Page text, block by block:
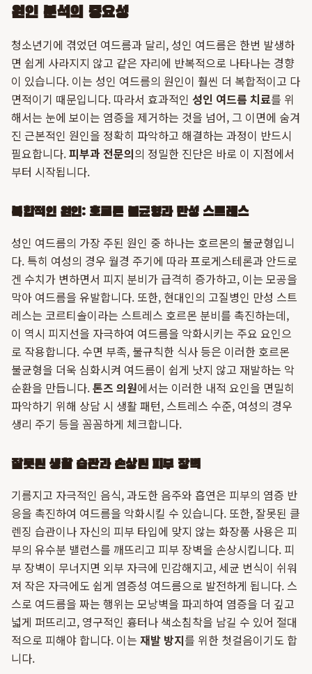
원인 분석의 중요성
청소년기에 겪었던 여드름과 달리, 성인 여드름은 한번 발생하
면 쉽게 사라지지 않고 같은 자리에 반복적으로 나타나는 경향
이 있습니다. 이는 성인 여드름의 원인이 훨씬 더 복합적이고 다
면적이기 때문입니다. 따라서 효과적인 성인 여드름 치료를 위
해서는 눈에 보이는 염증을 제거하는 것을 넘어, 그 이면에 숨겨
진 근본적인 원인을 정확히 파악하고 해결하는 과정이 반드시
필요합니다.피부과 전문의의 정밀한 진단은 바로 이 지점에서
부터 시작됩니다.
복합적인 원인: 호르몬 불균형과 만성 스트레스
성인 여드름의 가장 주된 원인 중 하나는 호르몬의 불균형입니
다. 특히 여성의 경우 월경 주기에 따라 프로게스테론과 안드로
겐 수치가 변하면서 피지 분비가 급격히 증가하고, 이는 모공을
막아 여드름을 유발합니다. 또한, 현대인의 고질병인 만성 스트
레스는 코르티솔이라는 스트레스 호르몬 분비를 촉진하는데,
이 역시 피지선을 자극하여 여드름을 악화시키는 주요 요인으
로 작용합니다. 수면 부족, 불규칙한 식사 등은 이러한 호르몬
불균형을 더욱 심화시켜 여드름이 쉽게 낫지 않고 재발하는 악
순환을 만듭니다.톤즈 의원에서는 이러한 내적 요인을 면밀히
파악하기 위해 상담 시 생활 패턴, 스트레스 수준, 여성의 경우
생리 주기 등을 꼼꼼하게 체크합니다.
잘못된 생활 습관과 손상된 피부 장벽
기름지고 자극적인 음식, 과도한 음주와 흡연은 피부의 염증 반
응을 촉진하여 여드름을 악화시킬 수 있습니다. 또한, 잘못된 클
렌징 습관이나 자신의 피부 타입에 맞지 않는 화장품 사용은 피
부의 유수분 밸런스를 깨뜨리고 피부 장벽을 손상시킵니다. 피
부 장벽이 무너지면 외부 자극에 민감해지고, 세균 번식이 쉬워
져 작은 자극에도 쉽게 염증성 여드름으로 발전하게 됩니다. 스
스로 여드름을 짜는 행위는 모낭벽을 파괴하여 염증을 더 깊고
넓게 퍼뜨리고, 영구적인 흉터나 색소침착을 남길 수 있어 절대
적으로 피해야 합니다. 이는 재발 방지를 위한 첫걸음이기도 합
니다.